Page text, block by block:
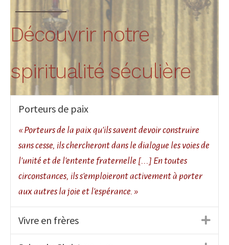
Découvrir notre
spiritualité séculière
Porteurs de paix
« Porteurs de la paix qu'ils savent devoir construire
sans cesse, ils chercheront dans le dialogue les voies de
l'unité et de l'entente fraternelle [...] En toutes
circonstances, ils s'emploieront activement à porter
aux autres la joie et l'espérance. »
Vivre en frères